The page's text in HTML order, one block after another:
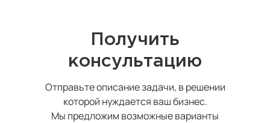
Получить
консультацию
Отправьте описание задачи, в решении
которой нуждается ваш бизнес.
Мы предложим возможные варианты